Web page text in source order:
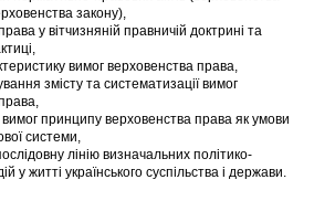
закону),
у вітчизняній правничій доктрині та
вимог верховенства права,
змісту та систематизації вимог
вимог принципу верховенства права як умови
системи,
лінію визначальних політико-
у житті українського суспільства і держави.